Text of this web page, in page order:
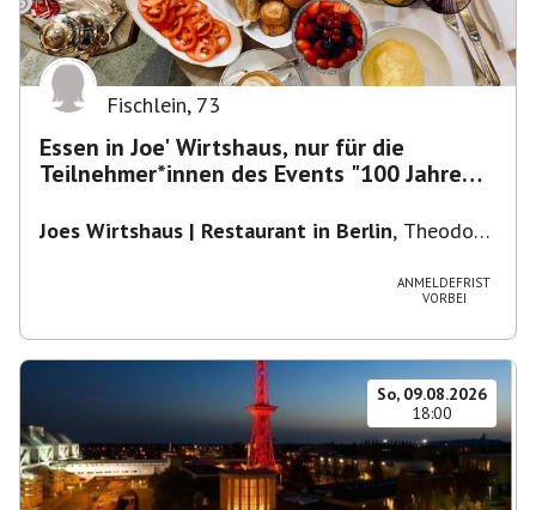
Fischlein, 73
Essen in Joe' Wirtshaus, nur für die
Teilnehmer*innen des Events "100 Jahre
Joes Wirtshaus | Restaurant in Berlin, Theodor-
ANMELDEFRIST
VORBEI
So, 09.08.2026
18:00